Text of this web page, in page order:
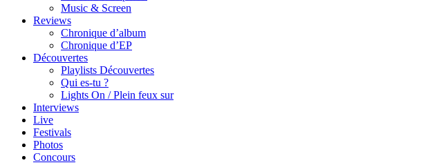
Music & Screen
Reviews
Chronique d’album
Chronique d’EP
Découvertes
Playlists Découvertes
Qui es-tu ?
Lights On / Plein feux sur
Interviews
Live
Festivals
Photos
Concours